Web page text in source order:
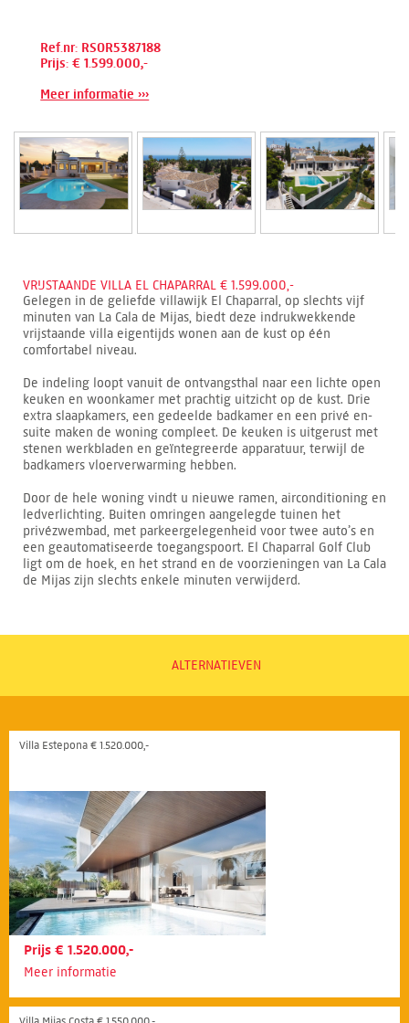
Ref.nr: RSOR5387188
Prijs: € 1.599.000,-
Meer informatie ›››
VRIJSTAANDE VILLA EL CHAPARRAL € 1.599.000,-
Gelegen in de geliefde villawijk El Chaparral, op slechts vijf
minuten van La Cala de Mijas, biedt deze indrukwekkende
vrijstaande villa eigentijds wonen aan de kust op één
comfortabel niveau.
De indeling loopt vanuit de ontvangsthal naar een lichte open
keuken en woonkamer met prachtig uitzicht op de kust. Drie
extra slaapkamers, een gedeelde badkamer en een privé en-
suite maken de woning compleet. De keuken is uitgerust met
stenen werkbladen en geïntegreerde apparatuur, terwijl de
badkamers vloerverwarming hebben.
Door de hele woning vindt u nieuwe ramen, airconditioning en
ledverlichting. Buiten omringen aangelegde tuinen het
privézwembad, met parkeergelegenheid voor twee auto’s en
een geautomatiseerde toegangspoort. El Chaparral Golf Club
ligt om de hoek, en het strand en de voorzieningen van La Cala
de Mijas zijn slechts enkele minuten verwijderd.
ALTERNATIEVEN
Villa Estepona € 1.520.000,-
Prijs € 1.520.000,-
Meer informatie